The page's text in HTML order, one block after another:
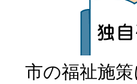
市の福祉施